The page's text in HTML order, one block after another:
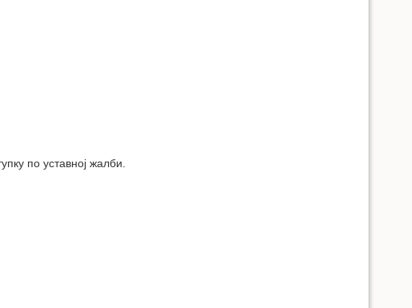
по уставној жалби.